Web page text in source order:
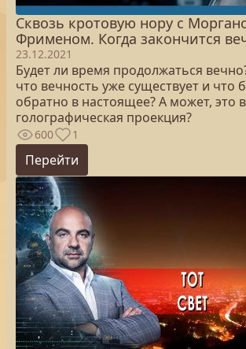
Сквозь кротовую нору с
Фрименом. Когда закончится
23.12.2021
Будет ли время продолжаться
что вечность уже существует и что
обратно в настоящее? А может, это
голографическая проекция?
600 1
Перейти